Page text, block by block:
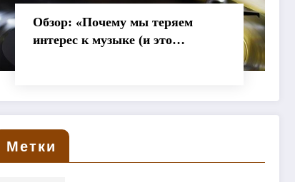
Обзор: «Почему мы теряем
интерес к музыке (и это
Метки